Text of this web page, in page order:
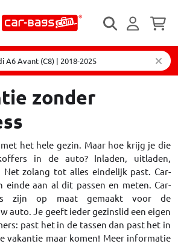
A6 Avant (C8) | 2018-2025
zonder
het hele gezin. Maar hoe krijg je die
in de auto? Inladen, uitladen,
Net zolang tot alles eindelijk past. Car-
einde aan al dit passen en meten. Car-
zijn op maat gemaakt voor de
auto. Je geeft ieder gezinslid een eigen
past het in de tassen dan past het in
vakantie maar komen! Meer informatie